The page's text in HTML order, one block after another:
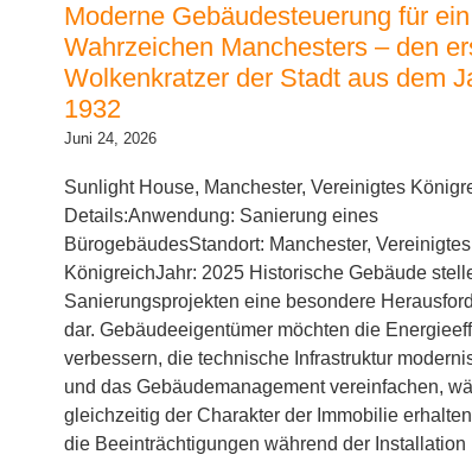
Moderne Gebäudesteuerung für ein
Wahrzeichen Manchesters – den
Wolkenkratzer der Stadt aus dem
1932
Juni 24, 2026
Sunlight House, Manchester, Vereinigtes
Details:Anwendung: Sanierung eines
BürogebäudesStandort: Manchester, Vereinigtes
KönigreichJahr: 2025 Historische Gebäude
Sanierungsprojekten eine besondere
dar. Gebäudeeigentümer möchten die
verbessern, die technische Infrastruktur
und das Gebäudemanagement vereinfachen,
gleichzeitig der Charakter der Immobilie
die Beeinträchtigungen während der Installation